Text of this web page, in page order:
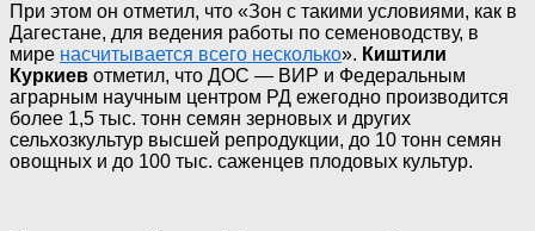
При этом он отметил, что «Зон с такими условиями, как в
Дагестане, для ведения работы по семеноводству, в
мире насчитывается всего несколько». Киштили
Куркиев отметил, что ДОС — ВИР и Федеральным
аграрным научным центром РД ежегодно производится
более 1,5 тыс. тонн семян зерновых и других
сельхозкультур высшей репродукции, до 10 тонн семян
овощных и до 100 тыс. саженцев плодовых культур.